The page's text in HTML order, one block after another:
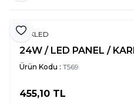
Favoriye Ekle
ERKLED
24W / LED PANEL /
Ürün Kodu : T569
455,10 TL